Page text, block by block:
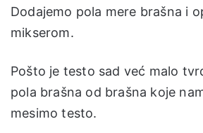
Dodajemo pola mere brašna i
mikserom.
Pošto je testo sad već malo
pola brašna od brašna koje
mesimo testo.